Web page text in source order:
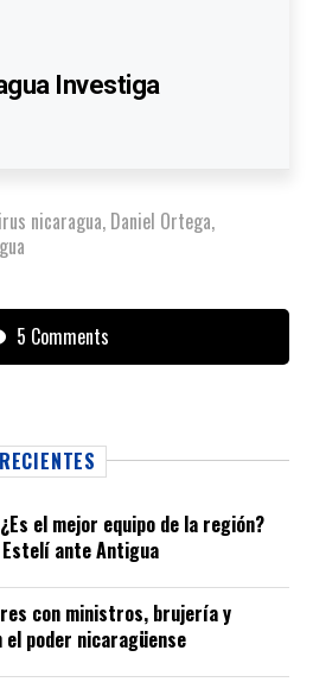
Investiga
nicaragua, Daniel Ortega,
5 Comments
RECIENTES
el mejor equipo de la región?
ante Antigua
con ministros, brujería y
poder nicaragüense